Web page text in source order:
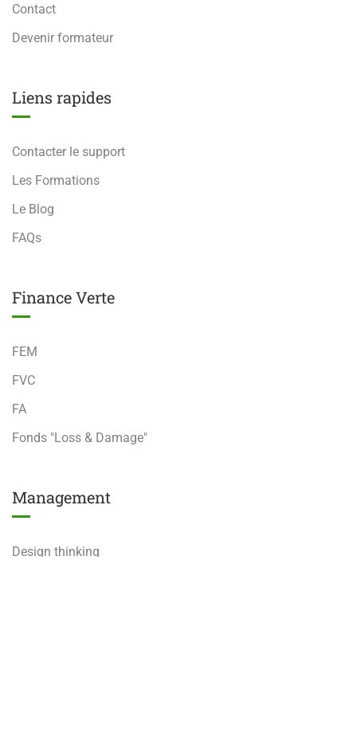
Contact
Devenir formateur
Liens rapides
Contacter le support
Les Formations
Le Blog
FAQs
Finance Verte
FEM
FVC
FA
Fonds "Loss & Damage"
Management
Design thinking